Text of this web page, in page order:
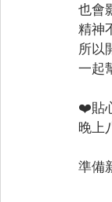
也會
精神
所以
一起
❤️貼
晚上
準備